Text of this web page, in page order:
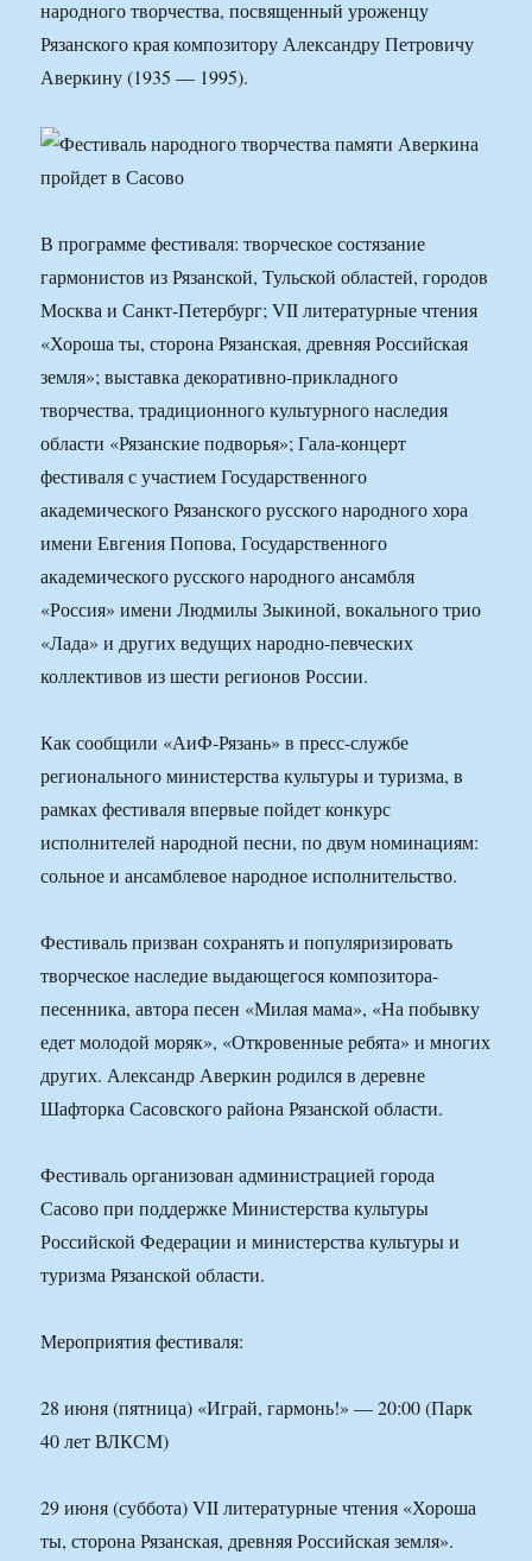
народного творчества, посвященный уроженцу
Рязанского края композитору Александру Петровичу
Аверкину (1935 — 1995).
В программе фестиваля: творческое состязание
гармонистов из Рязанской, Тульской областей, городов
Москва и Санкт-Петербург; VII литературные чтения
«Хороша ты, сторона Рязанская, древняя Российская
земля»; выставка декоративно-прикладного
творчества, традиционного культурного наследия
области «Рязанские подворья»; Гала-концерт
фестиваля с участием Государственного
академического Рязанского русского народного хора
имени Евгения Попова, Государственного
академического русского народного ансамбля
«Россия» имени Людмилы Зыкиной, вокального трио
«Лада» и других ведущих народно-певческих
коллективов из шести регионов России.
Как сообщили «АиФ-Рязань» в пресс-службе
регионального министерства культуры и туризма, в
рамках фестиваля впервые пойдет конкурс
исполнителей народной песни, по двум номинациям:
сольное и ансамблевое народное исполнительство.
Фестиваль призван сохранять и популяризировать
творческое наследие выдающегося композитора-
песенника, автора песен «Милая мама», «На побывку
едет молодой моряк», «Откровенные ребята» и многих
других. Александр Аверкин родился в деревне
Шафторка Сасовского района Рязанской области.
Фестиваль организован администрацией города
Сасово при поддержке Министерства культуры
Российской Федерации и министерства культуры и
туризма Рязанской области.
Мероприятия фестиваля:
28 июня (пятница) «Играй, гармонь!» — 20:00 (Парк
40 лет ВЛКСМ)
29 июня (суббота) VII литературные чтения «Хороша
ты, сторона Рязанская, древняя Российская земля».